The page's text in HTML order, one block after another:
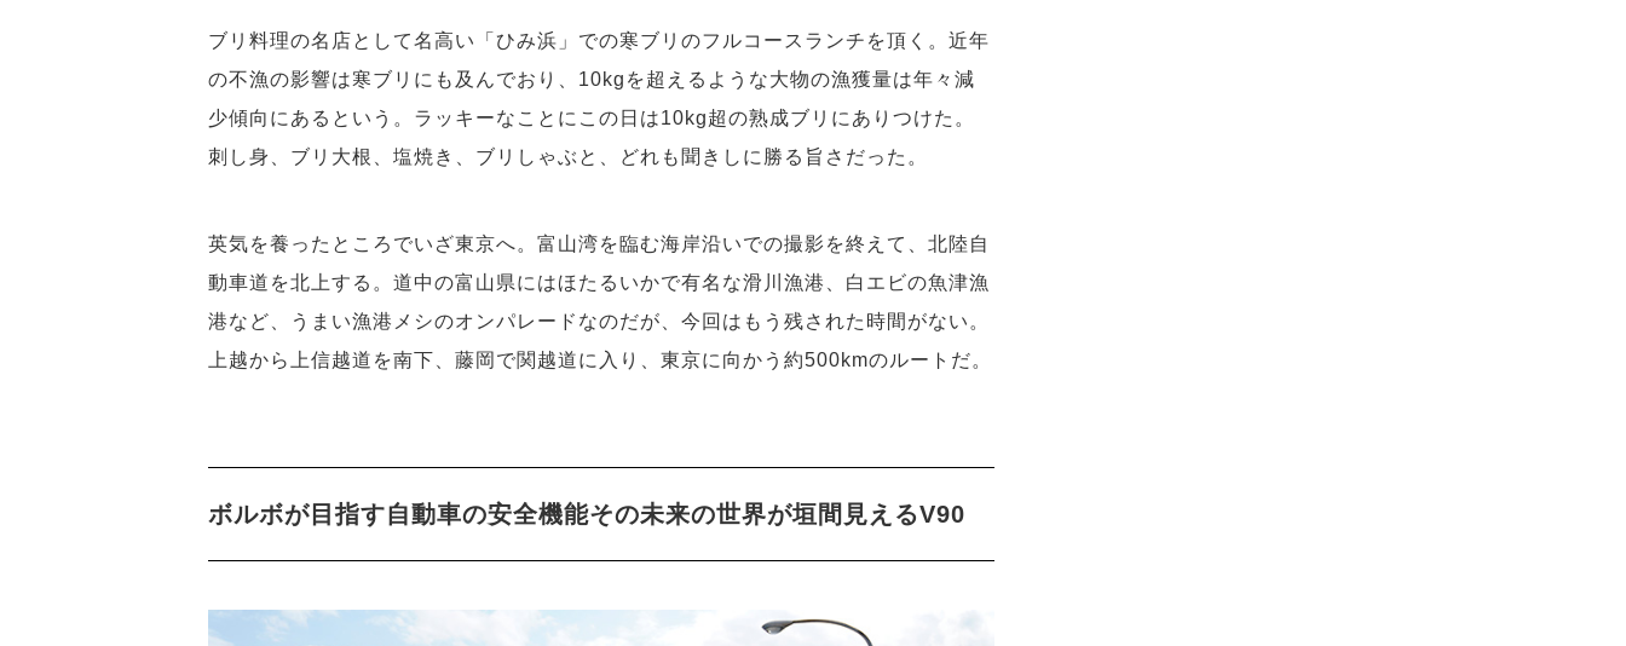
ブリ料理の名店として名高い「ひみ浜」での寒ブリのフルコースランチを頂く。近年
の不漁の影響は寒ブリにも及んでおり、10kgを超えるような大物の漁獲量は年々減
少傾向にあるという。ラッキーなことにこの日は10kg超の熟成ブリにありつけた。
刺し身、ブリ大根、塩焼き、ブリしゃぶと、どれも聞きしに勝る旨さだった。
英気を養ったところでいざ東京へ。富山湾を臨む海岸沿いでの撮影を終えて、北陸自
動車道を北上する。道中の富山県にはほたるいかで有名な滑川漁港、白エビの魚津漁
港など、うまい漁港メシのオンパレードなのだが、今回はもう残された時間がない。
上越から上信越道を南下、藤岡で関越道に入り、東京に向かう約500kmのルートだ。
ボルボが目指す自動車の安全機能その未来の世界が垣間見えるV90